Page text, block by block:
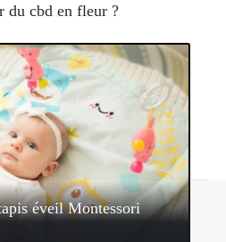
du cbd en fleur ?
éveil Montessori
légales Sitemap